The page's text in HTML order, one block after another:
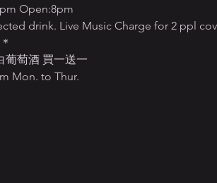
Open:8pm
drink. Live Music Charge for 2 ppl
葡萄酒 買一送一
Mon. to Thur.